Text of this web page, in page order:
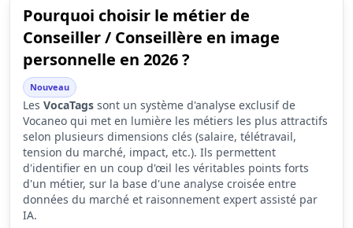
Pourquoi choisir le métier de
Conseiller / Conseillère en image
personnelle en 2026 ?
Nouveau
Les VocaTags sont un système d'analyse exclusif de
Vocaneo qui met en lumière les métiers les plus attractifs
selon plusieurs dimensions clés (salaire, télétravail,
tension du marché, impact, etc.). Ils permettent
d'identifier en un coup d'œil les véritables points forts
d'un métier, sur la base d'une analyse croisée entre
données du marché et raisonnement expert assisté par
IA.
Synthèse des scores du métier Conseiller / Conseillère en
Indicateur
Score (sur 10)
Tension du marché
4.9
Salaire
1.5
Conditions de travail
6.9